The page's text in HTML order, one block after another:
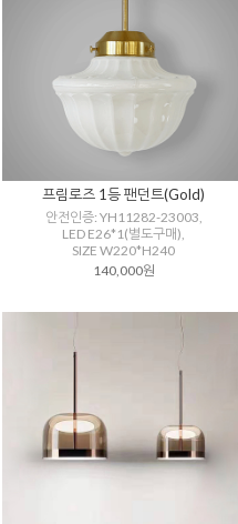
프림로즈 1등 팬던트(Gold)
안전인증: YH11282-23003,
LED E26*1(별도구매),
SIZE W220*H240
140,000원